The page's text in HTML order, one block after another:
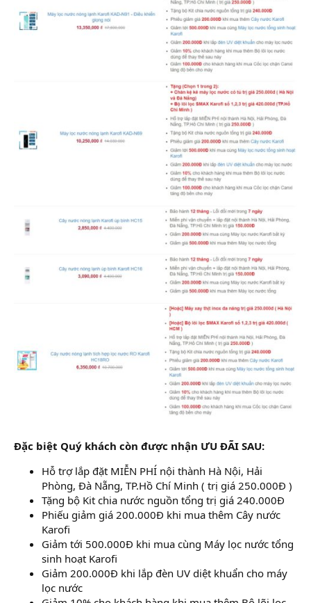
Đặc biệt Quý khách còn được nhận ƯU ĐÃI SAU:
Hỗ trợ lắp đặt MIỄN PHÍ nội thành Hà Nội, Hải
Phòng, Đà Nẵng, TP.Hồ Chí Minh ( trị giá 250.000Đ )
Tặng bộ Kit chia nước nguồn tổng trị giá 240.000Đ
Phiếu giảm giá 200.000Đ khi mua thêm Cây nước
Karofi
Giảm tới 500.000Đ khi mua cùng Máy lọc nước tổng
sinh hoạt Karofi
Giảm 200.000Đ khi lắp đèn UV diệt khuẩn cho máy
lọc nước